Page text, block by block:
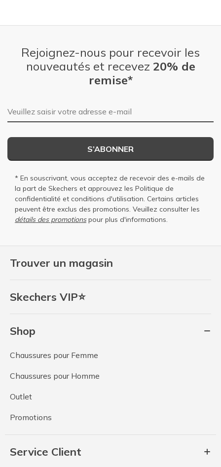
Trouver un magasin
Skechers VIP⭐
Shop
Chaussures pour Femme
Chaussures pour Homme
Outlet
Promotions
Service Client
Rejoignez-nous pour recevoir les
nouveautés et recevez 20% de
remise*
Adresse e-mail
S’ABONNER
* En souscrivant, vous acceptez de recevoir des e-mails de
la part de Skechers et approuvez les Politique de
confidentialité et conditions d'utilisation. Certains articles
peuvent être exclus des promotions. Veuillez consulter les
détails des promotionspour plus d'informations.